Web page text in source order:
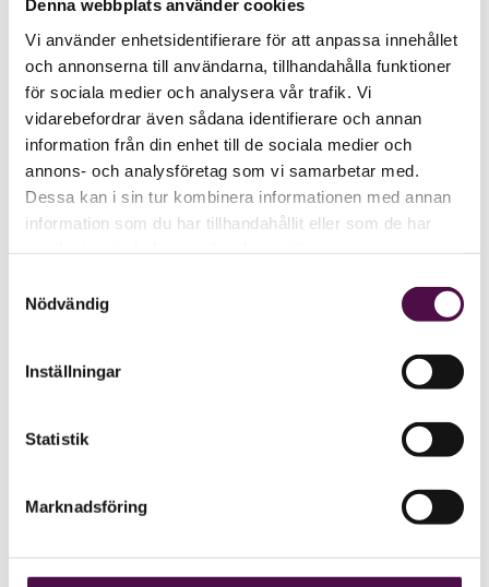
Denna webbplats använder cookies
Vi använder enhetsidentifierare för att anpassa innehållet
och annonserna till användarna, tillhandahålla funktioner
för sociala medier och analysera vår trafik. Vi
vidarebefordrar även sådana identifierare och annan
information från din enhet till de sociala medier och
annons- och analysföretag som vi samarbetar med.
Dessa kan i sin tur kombinera informationen med annan
information som du har tillhandahållit eller som de har
Nödvändig
Inställningar
Statistik
Marknadsföring